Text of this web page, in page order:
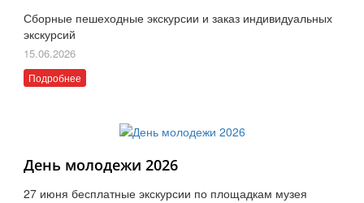
Сборные пешеходные экскурсии и заказ индивидуальных
экскурсий
15.06.2026
Подробнее
День молодежи 2026
27 июня бесплатные экскурсии по площадкам музея